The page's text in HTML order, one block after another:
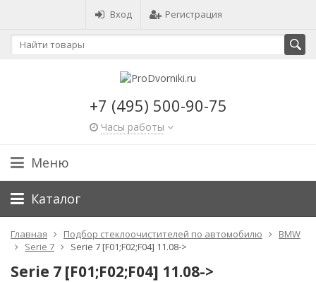
Вход Регистрация
+7 (495) 500-90-75
Часы работы
Меню
Каталог
Главная Подбор стеклоочистителей по автомобилю
BMW
Serie 7
Serie 7 [F01;F02;F04] 11.08->
Serie 7 [F01;F02;F04] 11.08->